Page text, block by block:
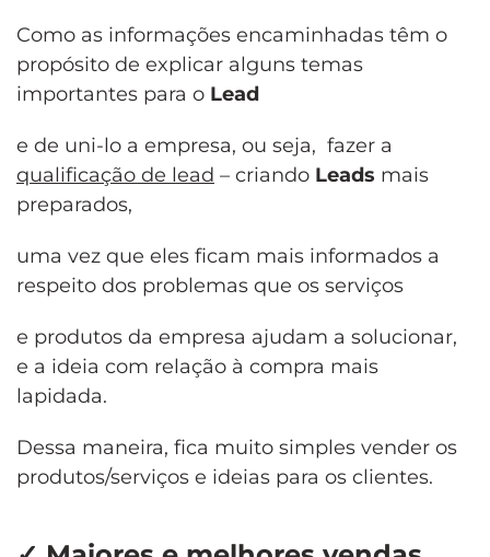
Como as informações encaminhadas têm o
propósito de explicar alguns temas
importantes para o Lead
e de uni-lo a empresa, ou seja, fazer a
qualificação de lead – criando Leads mais
preparados,
uma vez que eles ficam mais informados a
respeito dos problemas que os serviços
e produtos da empresa ajudam a solucionar,
e a ideia com relação à compra mais
lapidada.
Dessa maneira, fica muito simples vender os
produtos/serviços e ideias para os clientes.